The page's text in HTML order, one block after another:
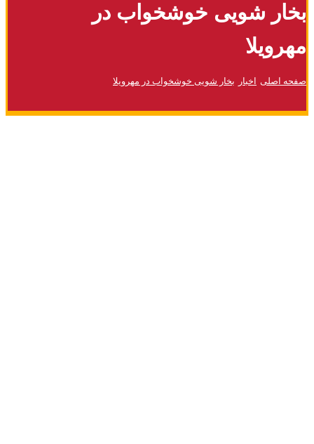
بخار شویی خوشخواب در
مهرویلا
صفحه اصلی اخبار بخار شویی خوشخواب در مهرویلا